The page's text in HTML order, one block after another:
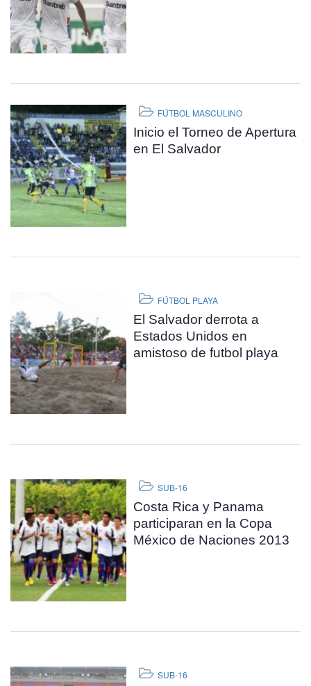
FÚTBOL MASCULINO
Inicio el Torneo de Apertura
en El Salvador
FÚTBOL PLAYA
El Salvador derrota a
Estados Unidos en
amistoso de futbol playa
SUB-16
Costa Rica y Panama
participaran en la Copa
México de Naciones 2013
SUB-16